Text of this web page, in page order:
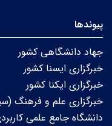
پیوندها
جهاد دانشگاهی کشور
خبرگزاری ایسنا کشور
خبرگزاری ایکنا کشور
خبرگزاری علم و فرهنگ
دانشگاه جامع علمی